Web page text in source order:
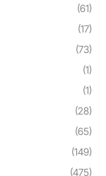
(61)
(17)
(73)
(1)
(1)
(28)
(65)
(149)
(475)